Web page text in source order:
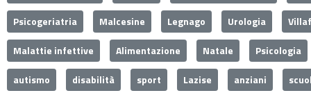
Psicogeriatria
Malcesine Legnago Urologia
Malattie infettive
Alimentazione Natale
Psicologia
autismo
disabilità sport Lazise anziani